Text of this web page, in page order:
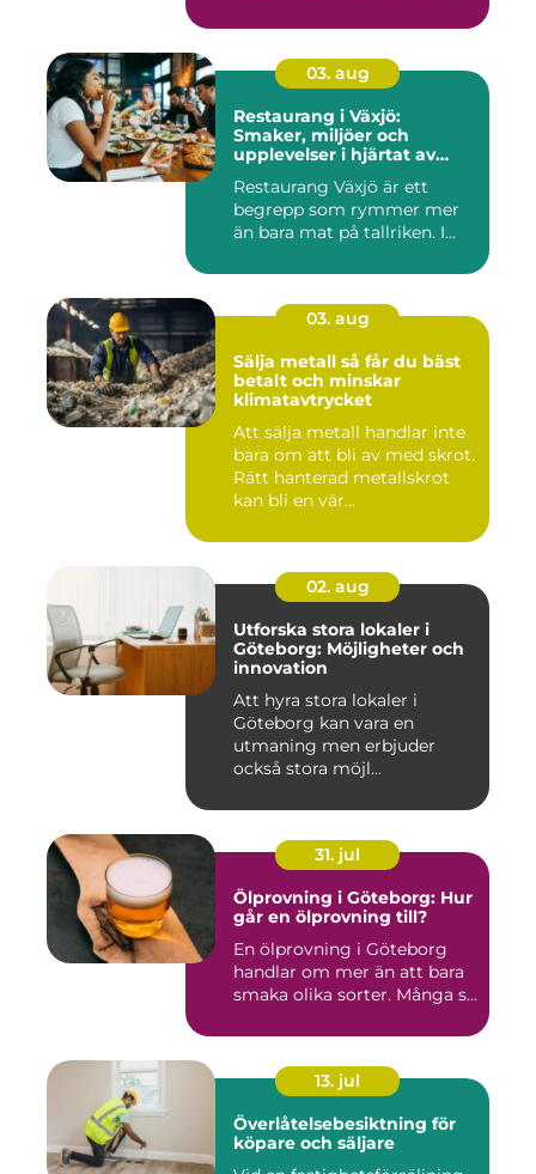
03. aug
Restaurang i Växjö:
Smaker, miljöer och
upplevelser i hjärtat av
Restaurang Växjö är ett
begrepp som rymmer mer
än bara mat på tallriken. I...
03. aug
Sälja metall så får du bäst
betalt och minskar
klimatavtrycket
Att sälja metall handlar inte
bara om att bli av med skrot.
Rätt hanterad metallskrot
kan bli en vär...
02. aug
Utforska stora lokaler i
Göteborg: Möjligheter och
innovation
Att hyra stora lokaler i
Göteborg kan vara en
utmaning men erbjuder
också stora möjl...
31. jul
Ölprovning i Göteborg: Hur
går en ölprovning till?
En ölprovning i Göteborg
handlar om mer än att bara
smaka olika sorter. Många s...
13. jul
Överlåtelsebesiktning för
köpare och säljare